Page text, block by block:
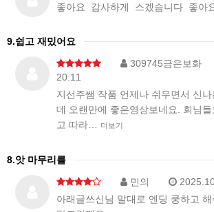
좋아요 감사하게 스겠슴니다 좋아
9.쉽고 재밌어요
309745금은보화
20:11
지선주쌤 작품 언제나 쉬우면서 신
데 오랜만에 좋은영상보네요. 회님
고 따라…
더보기
8.앗 마무리를
민의
아래글쓰신님 말대로 엔딩 쿵하고